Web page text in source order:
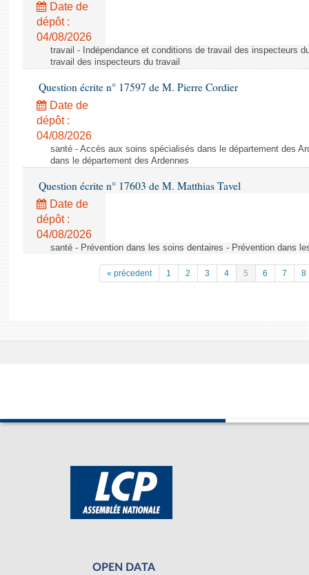
Date de
dépôt :
04/08/2026
travail - Indépendance et conditions de travail des inspecteurs
travail des inspecteurs du travail
Question écrite n° 17597 de M. Pierre Cordier
Date de
dépôt :
04/08/2026
santé - Accès aux soins spécialisés dans le département des
dans le département des Ardennes
Question écrite n° 17603 de M. Matthias Tavel
Date de
dépôt :
04/08/2026
santé - Prévention dans les soins dentaires - Prévention dans
« précedent 1 2 3 4 5 6 7 8
OPEN DATA